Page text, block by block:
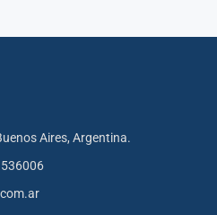
Aires, Argentina.